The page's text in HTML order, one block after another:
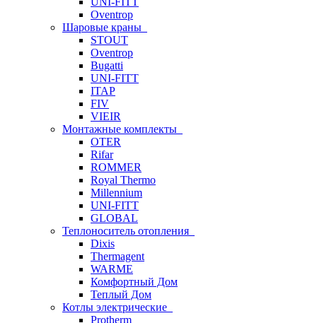
Oventrop
Шаровые краны
STOUT
Oventrop
Bugatti
UNI-FITT
ITAP
FIV
VIEIR
Монтажные комплекты
OTER
Rifar
ROMMER
Royal Thermo
Millennium
UNI-FITT
GLOBAL
Теплоноситель отопления
Dixis
Thermagent
WARME
Комфортный Дом
Теплый Дом
Котлы электрические
Protherm